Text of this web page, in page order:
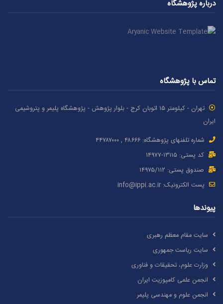
درباره پژوهشگاه
تماس با پژوهشگاه
تهران - کیلومتر ۱۵ اتوبان کرج - بلوار پژوهش - پژوهشگاه پلیمر و پتروشیمی
ایران
شماره تلفنهای پژوهشگاه: ۴۸۶۶۶ , ۴۴۷۸۷٠٠٠
کد پستی: ۱٣۱۱۵-۱۴۹۷۷
صندوق پستی: ۱۴۹۷۵/١١۲
پست الکترونیک:info@ippi.ac.ir
پیوندها
سایت مقام معظم رهبری
سایت ریاست جمهوری
وزارت علوم، تحقیقات و فناوری
انجمن علمی کامپوزیت ایران
انجمن علوم و مهندسی پلیمر